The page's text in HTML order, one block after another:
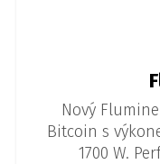
Nový
Bitcoin s
1700 W.